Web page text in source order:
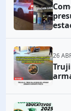
26